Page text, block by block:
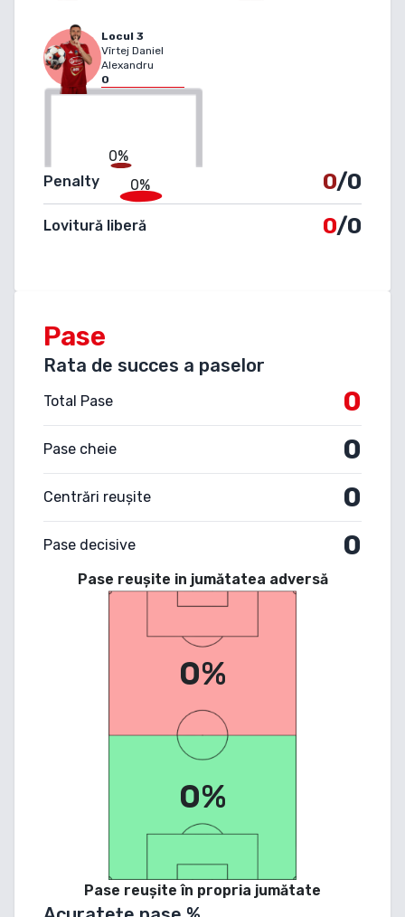
Locul 3
Vîrtej Daniel
Alexandru
0
0%
0%
Penalty 0/0
Lovitură liberă 0/0
Pase
Rata de succes a paselor
Total Pase 0
Pase cheie 0
Centrări reușite 0
Pase decisive 0
Pase reușite in jumătatea adversă
0%
0%
Pase reușite în propria jumătate